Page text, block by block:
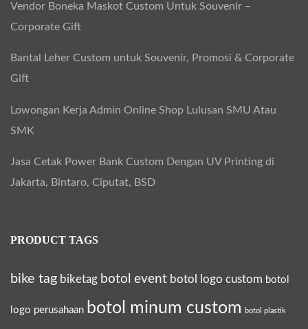
Vendor Boneka Maskot Custom Untuk Souvenir –
Corporate Gift
Bantal Leher Custom untuk Souvenir, Promosi & Corporate
Gift
Lowongan Kerja Admin Online Shop Lulusan SMU Atau
SMK
Jasa Cetak Power Bank Custom Dengan UV Printing di
Jakarta, Bintaro, Ciputat, BSD
PRODUCT TAGS
bike tag biketag botol event botol logo custom botol
logo perusahaan botol minum custom botol plastik